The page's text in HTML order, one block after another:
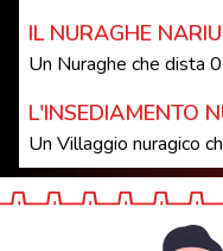
IL NURAGHE
Un Nuraghe che dista
L'INSEDIAMENTO
Un Villaggio nuragico